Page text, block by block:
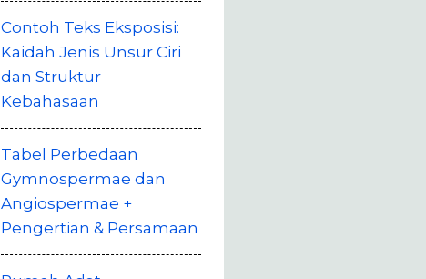
Contoh Teks Eksposisi:
Kaidah Jenis Unsur Ciri
dan Struktur
Kebahasaan
Tabel Perbedaan
Gymnospermae dan
Angiospermae +
Pengertian & Persamaan